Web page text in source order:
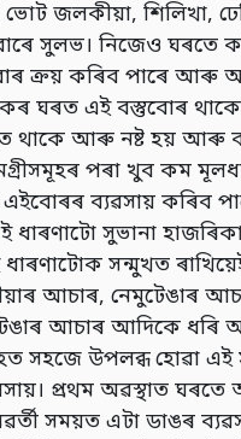
ভোট জলকীয়া, শিলিখা,
সুলভ। নিজেও ঘৰতে
ক্ৰয় কৰিব পাৰে আৰু
ঘৰত এই বস্তুবোৰ
থাকে আৰু নষ্ট হয় আৰু
পৰা খুব কম
ব্যৱসায় কৰিব
সুভানা
ধাৰণাটোক সন্মুখত
আচাৰ, নেমুটেঙাৰ
আচাৰ আদিকে ধৰি
সহজে উপলব্ধ হোৱা এই
প্ৰথম অৱস্থাত
সময়ত এটা ডাঙৰ